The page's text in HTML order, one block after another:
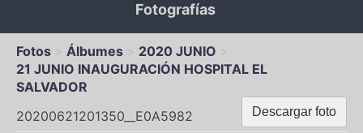
Fotografías
Fotos Álbumes
2020 JUNIO
21 JUNIO INAUGURACIÓN HOSPITAL EL
SALVADOR
Descargar foto
20200621201350__E0A5982